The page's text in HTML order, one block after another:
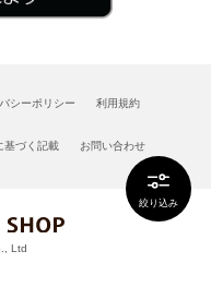
絞り込み
シーポリシー 利用規約
基づく記載 お問い合わせ
Ltd